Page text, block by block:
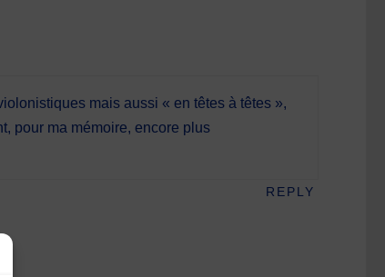
mais aussi « en têtes à têtes »,
pour ma mémoire, encore plus
REPLY